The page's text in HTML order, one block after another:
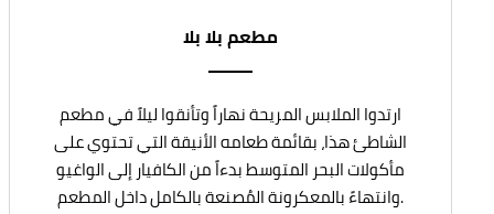
مطعم بلا بلا
ارتدوا الملابس المريحة نهاراً وتأنقوا ليلاً في مطعم
الشاطئ هذا، بقائمة طعامه الأنيقة التي تحتوي على
مأكولات البحر المتوسط بدءاً من الكافيار إلى الواغيو
وانتهاءً بالمعكرونة المُصنعة بالكامل داخل المطعم.